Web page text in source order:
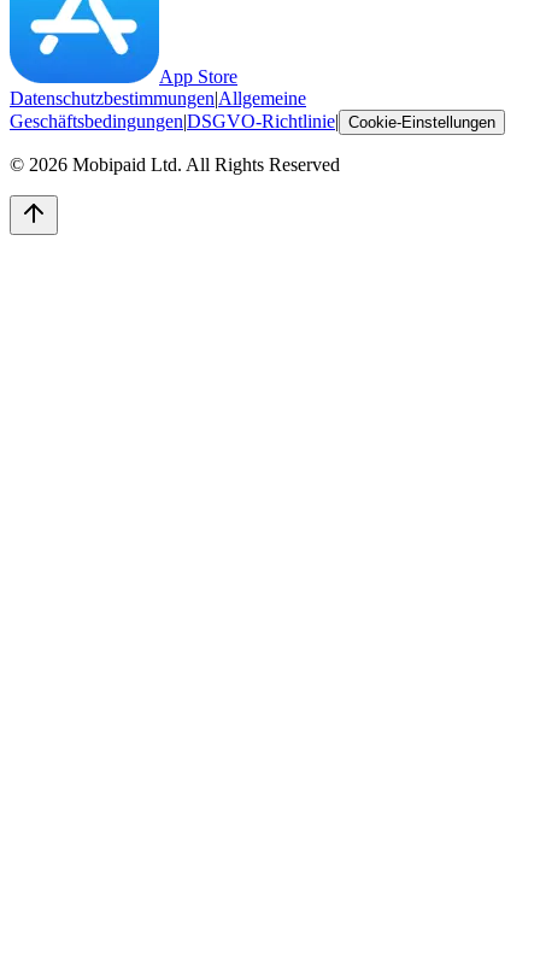
App Store
Datenschutzbestimmungen|Allgemeine
Geschäftsbedingungen|DSGVO-Richtlinie| Cookie-Einstellungen
© 2026 Mobipaid Ltd. All Rights Reserved